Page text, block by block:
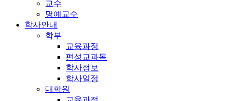
교수
명예교수
학사안내
학부
교육과정
편성교과목
학사정보
학사일정
대학원